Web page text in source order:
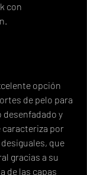
con
opción
de pelo para
desenfadado y
caracteriza por
que
gracias a su
de las capas